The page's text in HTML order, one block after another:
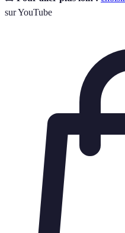
sur YouTube